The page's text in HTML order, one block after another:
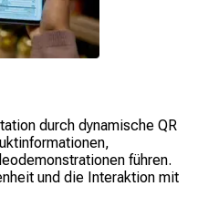
durch dynamische QR
führen.
und die Interaktion mit